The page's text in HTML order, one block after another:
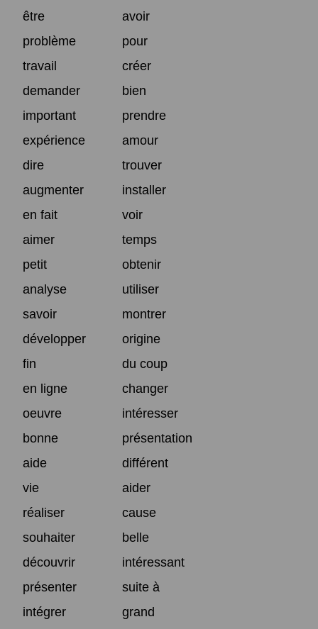
être
avoir
problème
pour
travail
créer
demander
bien
important
prendre
expérience
amour
dire
trouver
augmenter
installer
en fait
voir
aimer
temps
petit
obtenir
analyse
utiliser
savoir
montrer
développer
origine
fin
du coup
en ligne
changer
oeuvre
intéresser
bonne
présentation
aide
différent
vie
aider
réaliser
cause
souhaiter
belle
découvrir
intéressant
présenter
suite à
intégrer
grand